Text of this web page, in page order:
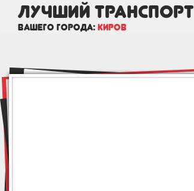
лучший Транспорт
вашего города: Киров